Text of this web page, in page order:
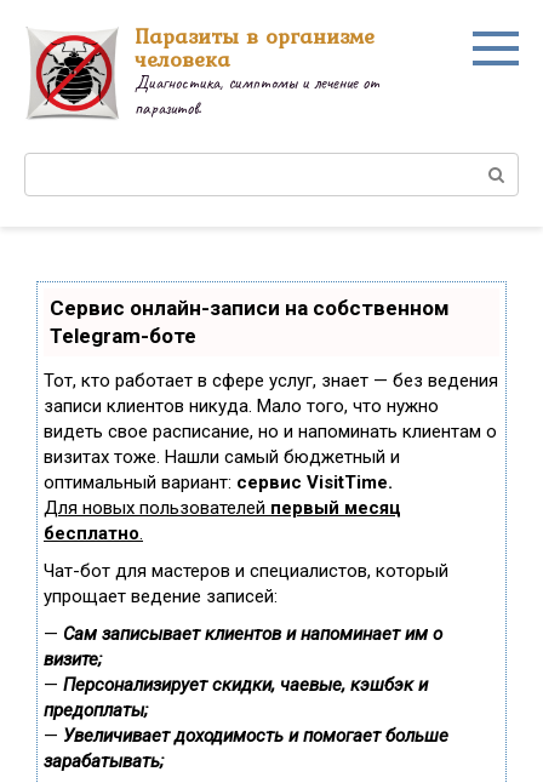
контенту
Паразиты в организме
человека
Диагностика, симптомы и лечение от
паразитов.
Сервис онлайн-записи на собственном
Telegram-боте
Тот, кто работает в сфере услуг, знает — без ведения
записи клиентов никуда. Мало того, что нужно
видеть свое расписание, но и напоминать клиентам о
визитах тоже. Нашли самый бюджетный и
оптимальный вариант: сервис VisitTime.
Для новых пользователей первый месяц
бесплатно.
Чат-бот для мастеров и специалистов, который
упрощает ведение записей:
— Сам записывает клиентов и напоминает им о
визите;
— Персонализирует скидки, чаевые, кэшбэк и
предоплаты;
— Увеличивает доходимость и помогает больше
зарабатывать;